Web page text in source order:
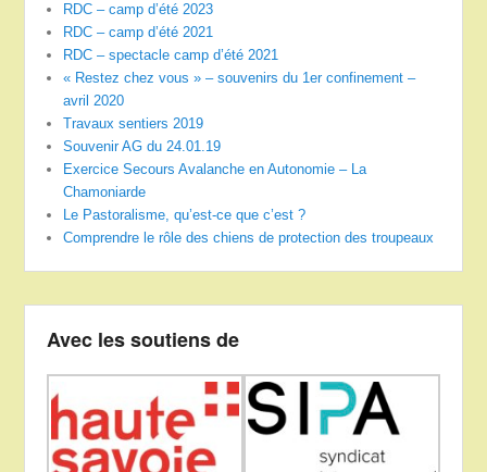
RDC – camp d’été 2023
RDC – camp d’été 2021
RDC – spectacle camp d’été 2021
« Restez chez vous » – souvenirs du 1er confinement –
avril 2020
Travaux sentiers 2019
Souvenir AG du 24.01.19
Exercice Secours Avalanche en Autonomie – La
Chamoniarde
Le Pastoralisme, qu’est-ce que c’est ?
Comprendre le rôle des chiens de protection des troupeaux
Avec les soutiens de